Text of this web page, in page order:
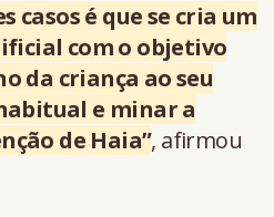
casos é que se cria um
com o objetivo
da criança ao seu
e minar a
de Haia”, afirmou